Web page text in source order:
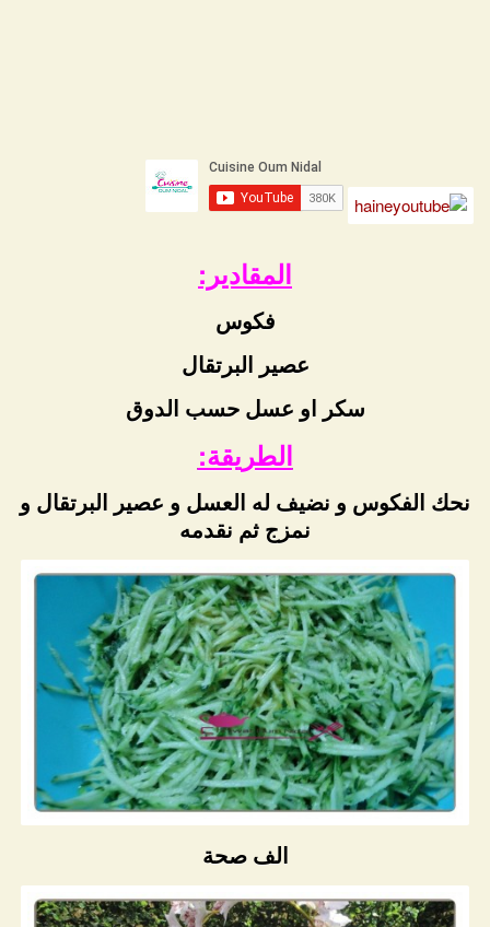
المقادير:
فكوس
عصير البرتقال
سكر او عسل حسب الدوق
الطريقة:
نحك الفكوس و نضيف له العسل و عصير البرتقال و
نمزج ثم نقدمه
الف صحة